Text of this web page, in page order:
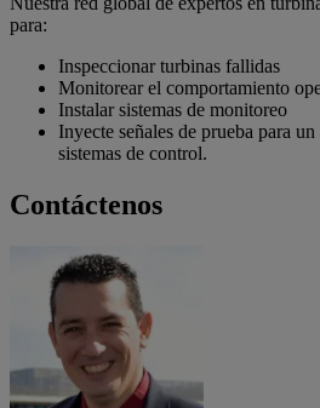
para:
Inspeccionar turbinas fallidas
Monitorear el comportamiento
Instalar sistemas de monitoreo
Inyecte señales de prueba para
sistemas de control.
Contáctenos